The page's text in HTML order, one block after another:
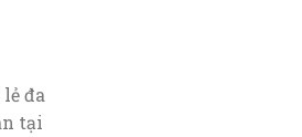
đa
tại